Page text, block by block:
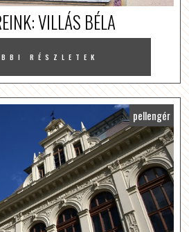
VILLÁS BÉLA
RÉSZLETEK
pellengér